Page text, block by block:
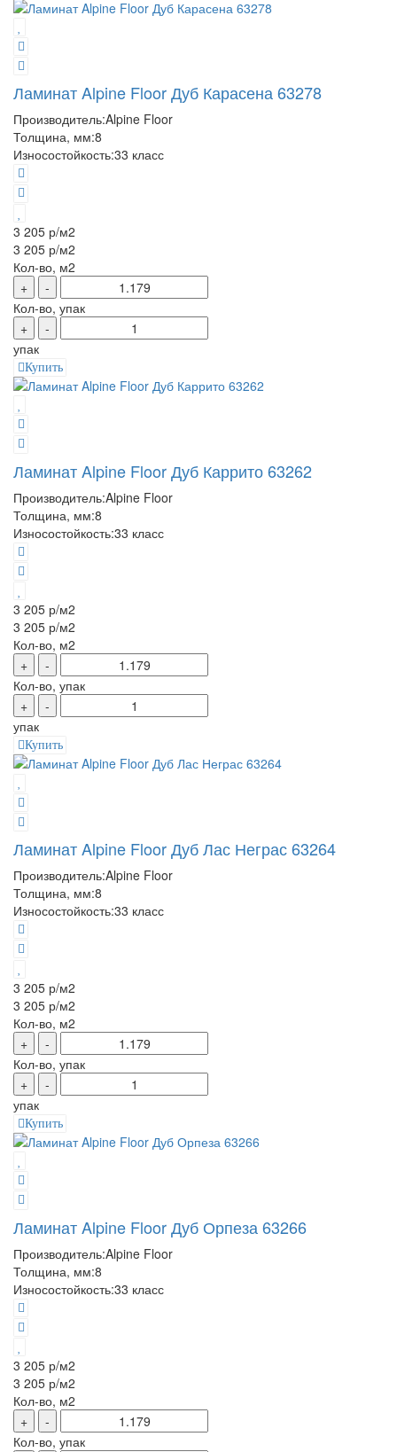
Ламинат Alpine Floor Дуб Карасена 63278
Производитель:Alpine Floor
Толщина, мм:8
Износостойкость:33 класс
3 205 р/м2
3 205 р/м2
Кол-во, м2
+
-
Кол-во, упак
+
-
упак
Купить
Ламинат Alpine Floor Дуб Каррито 63262
Производитель:Alpine Floor
Толщина, мм:8
Износостойкость:33 класс
3 205 р/м2
3 205 р/м2
Кол-во, м2
+
-
Кол-во, упак
+
-
упак
Купить
Ламинат Alpine Floor Дуб Лас Неграс 63264
Производитель:Alpine Floor
Толщина, мм:8
Износостойкость:33 класс
3 205 р/м2
3 205 р/м2
Кол-во, м2
+
-
Кол-во, упак
+
-
упак
Купить
Ламинат Alpine Floor Дуб Орпеза 63266
Производитель:Alpine Floor
Толщина, мм:8
Износостойкость:33 класс
3 205 р/м2
3 205 р/м2
Кол-во, м2
+
-
Кол-во, упак